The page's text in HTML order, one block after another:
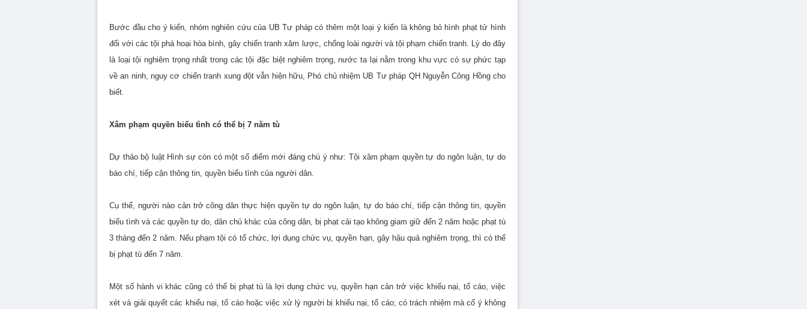
Bước đầu cho ý kiến, nhóm nghiên cứu của UB Tư pháp có thêm một loại ý kiến là không bỏ hình phạt tử hình
đối với các tội phá hoại hòa bình, gây chiến tranh xâm lược, chống loài người và tội phạm chiến tranh. Lý do đây
là loại tội nghiêm trọng nhất trong các tội đặc biệt nghiêm trọng, nước ta lại nằm trong khu vực có sự phức tạp
về an ninh, nguy cơ chiến tranh xung đột vẫn hiện hữu, Phó chủ nhiệm UB Tư pháp QH Nguyễn Công Hồng cho
biết.
Xâm phạm quyền biểu tình có thể bị 7 năm tù
Dự thảo bộ luật Hình sự còn có một số điểm mới đáng chú ý như: Tội xâm phạm quyền tự do ngôn luận, tự do
báo chí, tiếp cận thông tin, quyền biểu tình của người dân.
Cụ thể, người nào cản trở công dân thực hiện quyền tự do ngôn luận, tự do báo chí, tiếp cận thông tin, quyền
biểu tình và các quyền tự do, dân chủ khác của công dân, bị phạt cải tạo không giam giữ đến 2 năm hoặc phạt tù
3 tháng đến 2 năm. Nếu phạm tội có tổ chức, lợi dụng chức vụ, quyền hạn, gây hậu quả nghiêm trọng, thì có thể
bị phạt tù đến 7 năm.
Một số hành vi khác cũng có thể bị phạt tù là lợi dụng chức vụ, quyền hạn cản trở việc khiếu nại, tố cáo, việc
xét và giải quyết các khiếu nại, tố cáo hoặc việc xử lý người bị khiếu nại, tố cáo; có trách nhiệm mà cố ý không